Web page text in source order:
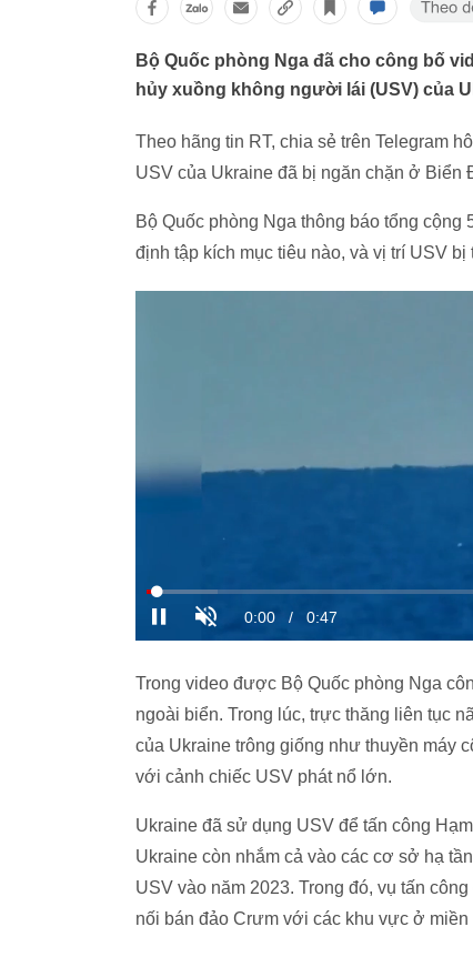
Bộ Quốc phòng Nga đã cho công bố
hủy xuồng không người lái (USV) của
Theo hãng tin RT, chia sẻ trên Telegram
USV của Ukraine đã bị ngăn chặn ở Biển
Bộ Quốc phòng Nga thông báo tổng
định tập kích mục tiêu nào, và vị trí USV
Trong video được Bộ Quốc phòng Nga
ngoài biển. Trong lúc, trực thăng liên tục
của Ukraine trông giống như thuyền máy
với cảnh chiếc USV phát nổ lớn.
Ukraine đã sử dụng USV để tấn công
Ukraine còn nhắm cả vào các cơ sở hạ
USV vào năm 2023. Trong đó, vụ tấn
nối bán đảo Crưm với các khu vực ở